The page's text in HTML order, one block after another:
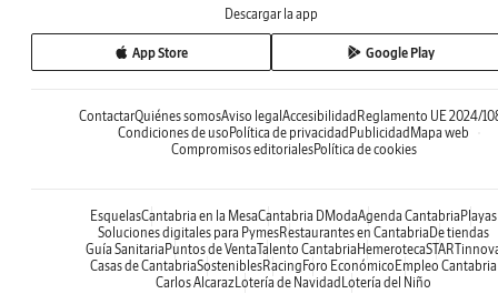
Descargar la app
App Store Google Play
ContactarQuiénes somosAviso legal Accesibilidad Reglamento UE 2024/
Condiciones de uso Política de privacidad Publicidad Mapa web
Compromisos editorialesPolítica de cookies
EsquelasCantabria en la MesaCantabria DModaAgenda Cantabria Playas
Soluciones digitales para PymesRestaurantes en Cantabria De tiendas
Guía Sanitaria Puntos de VentaTalento Cantabria Hemeroteca
Casas de CantabriaSosteniblesRacing Foro Económico Empleo Cantabria
Carlos AlcarazLotería de Navidad Lotería del Niño